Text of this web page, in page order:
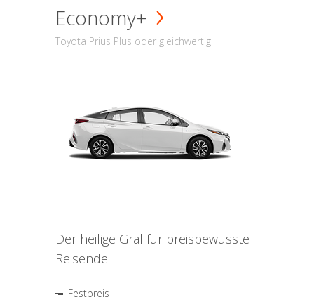
Economy+
Toyota Prius Plus oder gleichwertig
Der heilige Gral für preisbewusste
Reisende
Festpreis